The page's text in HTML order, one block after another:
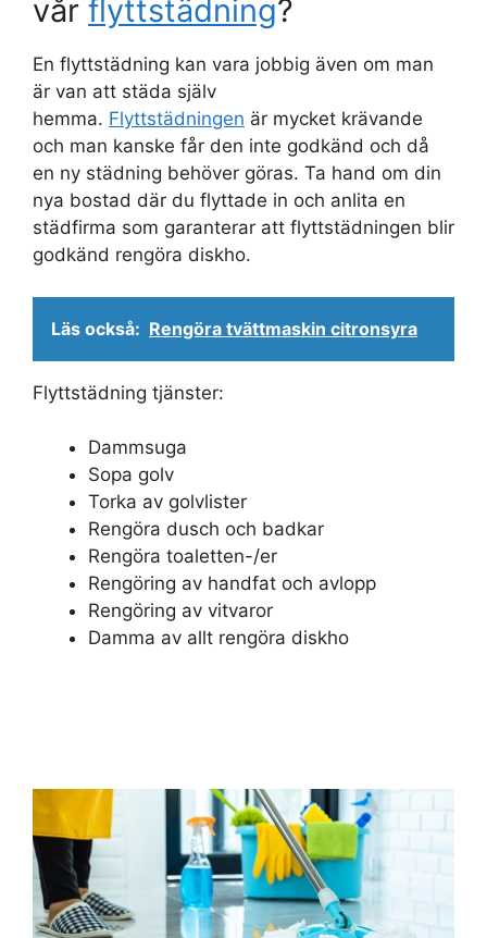
vår flyttstädning?
En flyttstädning kan vara jobbig även om man
är van att städa själv
hemma. Flyttstädningen är mycket krävande
och man kanske får den inte godkänd och då
en ny städning behöver göras. Ta hand om din
nya bostad där du flyttade in och anlita en
städfirma som garanterar att flyttstädningen blir
godkänd rengöra diskho.
Läs också: Rengöra tvättmaskin citronsyra
Flyttstädning tjänster:
Dammsuga
Sopa golv
Torka av golvlister
Rengöra dusch och badkar
Rengöra toaletten-/er
Rengöring av handfat och avlopp
Rengöring av vitvaror
Damma av allt rengöra diskho